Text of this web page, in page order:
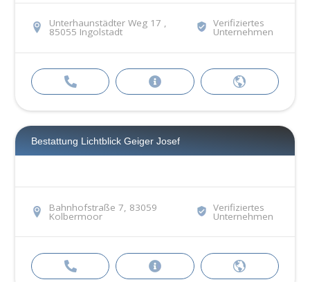
Unterhaunstädter Weg 17 ,
85055 Ingolstadt
Verifiziertes
Unternehmen
Bestattung Lichtblick Geiger Josef
Bahnhofstraße 7, 83059
Kolbermoor
Verifiziertes
Unternehmen